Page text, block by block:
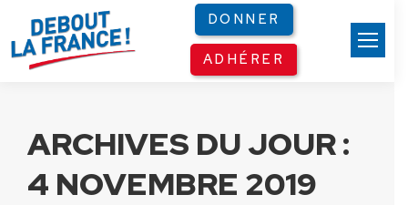
DONNER
ADHÉRER
ARCHIVES DU JOUR :
4 NOVEMBRE 2019
Panneau de gestion des cookies